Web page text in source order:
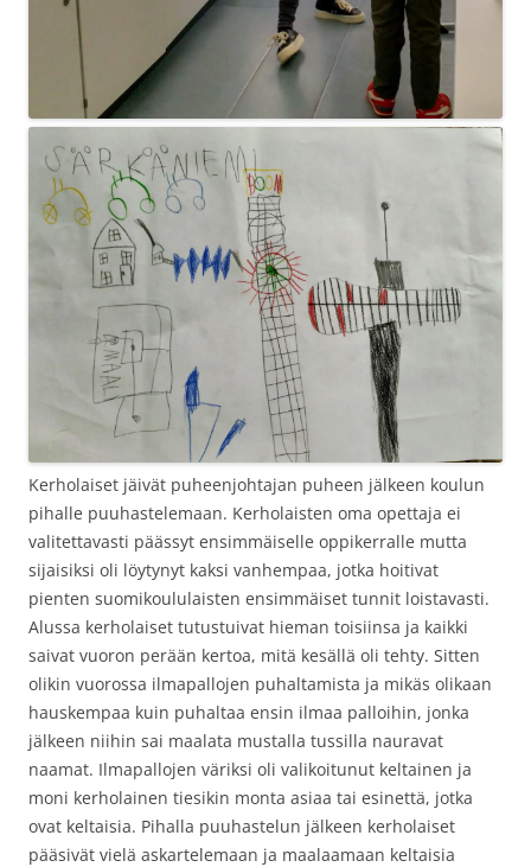
Kerholaiset jäivät puheenjohtajan puheen jälkeen koulun
pihalle puuhastelemaan. Kerholaisten oma opettaja ei
valitettavasti päässyt ensimmäiselle oppikerralle mutta
sijaisiksi oli löytynyt kaksi vanhempaa, jotka hoitivat
pienten suomikoululaisten ensimmäiset tunnit loistavasti.
Alussa kerholaiset tutustuivat hieman toisiinsa ja kaikki
saivat vuoron perään kertoa, mitä kesällä oli tehty. Sitten
olikin vuorossa ilmapallojen puhaltamista ja mikäs olikaan
hauskempaa kuin puhaltaa ensin ilmaa palloihin, jonka
jälkeen niihin sai maalata mustalla tussilla nauravat
naamat. Ilmapallojen väriksi oli valikoitunut keltainen ja
moni kerholainen tiesikin monta asiaa tai esinettä, jotka
ovat keltaisia. Pihalla puuhastelun jälkeen kerholaiset
pääsivät vielä askartelemaan ja maalaamaan keltaisia